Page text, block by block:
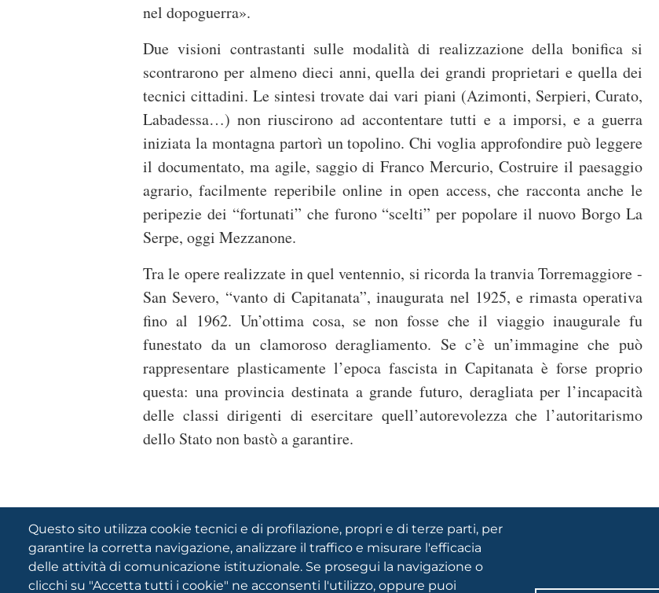
nel dopoguerra».
Due visioni contrastanti sulle modalità di realizzazione della bonifica si
scontrarono per almeno dieci anni, quella dei grandi proprietari e quella dei
tecnici cittadini. Le sintesi trovate dai vari piani (Azimonti, Serpieri, Curato,
Labadessa…) non riuscirono ad accontentare tutti e a imporsi, e a guerra
iniziata la montagna partorì un topolino. Chi voglia approfondire può leggere
il documentato, ma agile, saggio di Franco Mercurio, Costruire il paesaggio
agrario, facilmente reperibile online in open access, che racconta anche le
peripezie dei “fortunati” che furono “scelti” per popolare il nuovo Borgo La
Serpe, oggi Mezzanone.
Tra le opere realizzate in quel ventennio, si ricorda la tranvia Torremaggiore -
San Severo, “vanto di Capitanata”, inaugurata nel 1925, e rimasta operativa
fino al 1962. Un’ottima cosa, se non fosse che il viaggio inaugurale fu
funestato da un clamoroso deragliamento. Se c’è un’immagine che può
rappresentare plasticamente l’epoca fascista in Capitanata è forse proprio
questa: una provincia destinata a grande futuro, deragliata per l’incapacità
delle classi dirigenti di esercitare quell’autorevolezza che l’autoritarismo
dello Stato non bastò a garantire.
Questo sito utilizza cookie tecnici e di profilazione, propri e di terze parti, per
garantire la corretta navigazione, analizzare il traffico e misurare l'efficacia
delle attività di comunicazione istituzionale. Se prosegui la navigazione o
clicchi su "Accetta tutti i cookie" ne acconsenti l'utilizzo, oppure puoi
FOOTER
MENU
Privacy